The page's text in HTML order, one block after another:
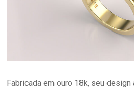
Fabricada em ouro 18k, seu